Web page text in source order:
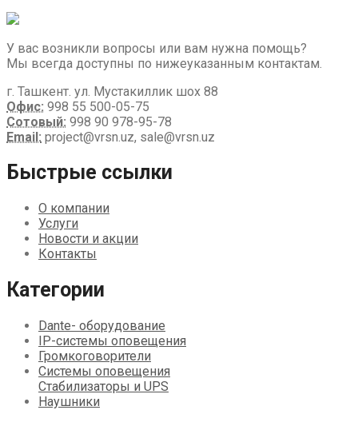
У вас возникли вопросы или вам нужна помощь?
Мы всегда доступны по нижеуказанным контактам.
г. Ташкент. ул. Мустакиллик шох 88
Офис: 998 55 500-05-75
Сотовый: 998 90 978-95-78
Email: project@vrsn.uz, sale@vrsn.uz
Быстрые ссылки
О компании
Услуги
Новости и акции
Контакты
Категории
Dante- оборудование
IP-системы оповещения
Громкоговорители
Системы оповещения
Стабилизаторы и UPS
Наушники